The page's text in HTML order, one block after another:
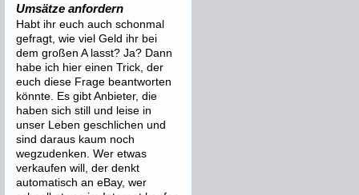
Umsätze anfordern
Habt ihr euch auch schonmal
gefragt, wie viel Geld ihr bei
dem großen A lasst? Ja? Dann
habe ich hier einen Trick, der
euch diese Frage beantworten
könnte. Es gibt Anbieter, die
haben sich still und leise in
unser Leben geschlichen und
sind daraus kaum noch
wegzudenken. Wer etwas
verkaufen will, der denkt
automatisch an eBay, wer